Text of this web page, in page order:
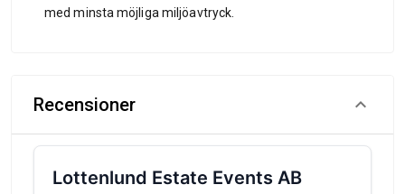
med minsta möjliga miljöavtryck.
Recensioner